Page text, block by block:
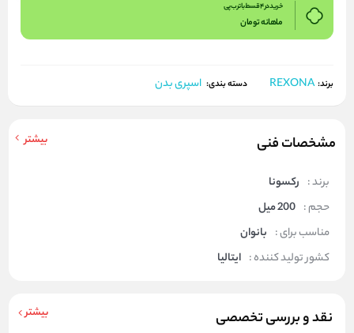
خرید در 4 قسط با ترب پی
ماهانهتومان
برند: REXONA دسته بندی: اسپری بدن
مشخصات فنی بیشتر
برند : رکسونا
حجم : 200 میل
مناسب برای : بانوان
کشور تولید کننده : ایتالیا
نقد و بررسی تخصصی بیشتر